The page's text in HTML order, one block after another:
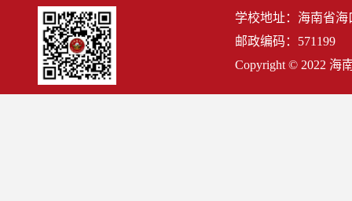
学校地址：海南省
邮政编码：571199
Copyright © 2022 海